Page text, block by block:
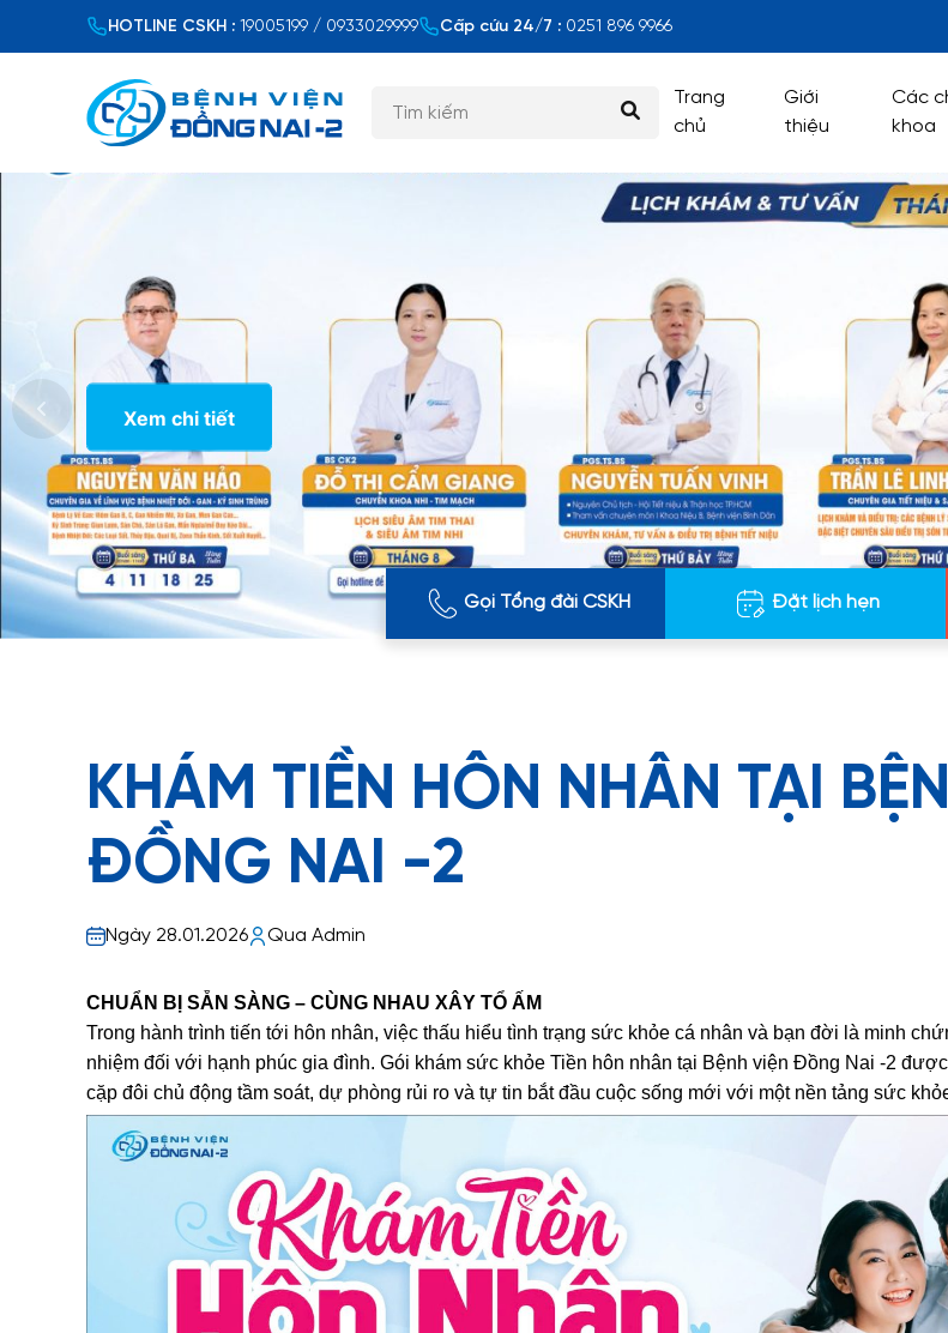
HOTLINE CSKH : 19005199 / 0933029999 Cấp cứu 24/7 : 0251 896 9966
Trang
chủ
Giới
thiệu
Các
khoa
Xem chi tiết
Gọi Tổng đài CSKH Đặt lịch hẹn
KHÁM TIỀN HÔN NHÂN TẠI
ĐỒNG NAI -2
Ngày 28.01.2026 Qua Admin
CHUẨN BỊ SẴN SÀNG – CÙNG NHAU XÂY TỔ ẤM
Trong hành trình tiến tới hôn nhân, việc thấu hiểu tình trạng sức khỏe cá nhân và bạn đời là minh
nhiệm đối với hạnh phúc gia đình. Gói khám sức khỏe Tiền hôn nhân tại Bệnh viện Đồng Nai -2
cặp đôi chủ động tầm soát, dự phòng rủi ro và tự tin bắt đầu cuộc sống mới với một nền tảng sức